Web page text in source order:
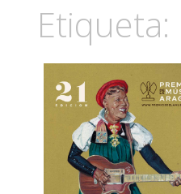
Etiqueta: